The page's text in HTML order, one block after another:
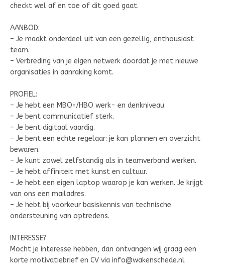
checkt wel af en toe of dit goed gaat.
AANBOD:
– Je maakt onderdeel uit van een gezellig, enthousiast
team.
– Verbreding van je eigen netwerk doordat je met nieuwe
organisaties in aanraking komt.
PROFIEL:
– Je hebt een MBO+/HBO werk- en denkniveau.
– Je bent communicatief sterk.
– Je bent digitaal vaardig.
– Je bent een echte regelaar: je kan plannen en overzicht
bewaren.
– Je kunt zowel zelfstandig als in teamverband werken.
– Je hebt affiniteit met kunst en cultuur.
– Je hebt een eigen laptop waarop je kan werken. Je krijgt
van ons een mailadres.
– Je hebt bij voorkeur basiskennis van technische
ondersteuning van optredens.
INTERESSE?
Mocht je interesse hebben, dan ontvangen wij graag een
korte motivatiebrief en CV via info@wakenschede.nl